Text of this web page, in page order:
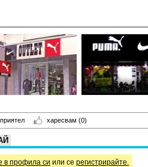
харесвам (0)
в профила си или се регистрирайте.